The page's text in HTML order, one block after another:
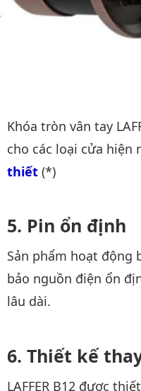
Khóa tròn vân tay
cho các loại cửa hiện
thiết (*)
Pin ổn định
Sản phẩm hoạt động
bảo nguồn điện ổn
lâu dài.
Thiết kế
LAFFER B12 được